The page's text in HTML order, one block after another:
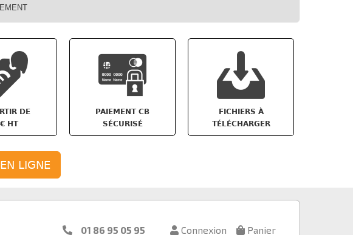
DE
HT
PAIEMENT CB
SÉCURISÉ
FICHIERS À
TÉLÉCHARGER
LIGNE